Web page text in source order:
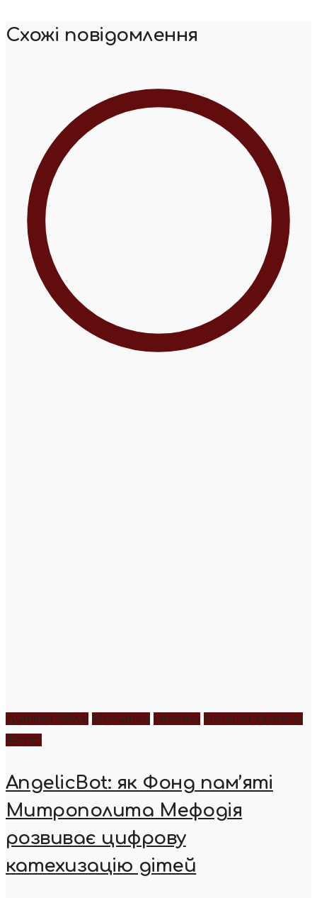
Схожі повідомлення
Дитяча біблія Молитва Новини Новини України
Фото
AngelicBot: як Фонд пам’яті
Митрополита Мефодія
розвиває цифрову
катехизацію дітей